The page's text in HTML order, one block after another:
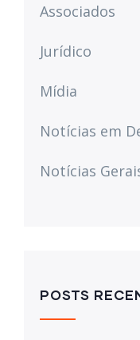
Associados
Jurídico
Mídia
Notícias em
Notícias
POSTS